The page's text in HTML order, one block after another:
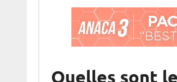
Quelles sont